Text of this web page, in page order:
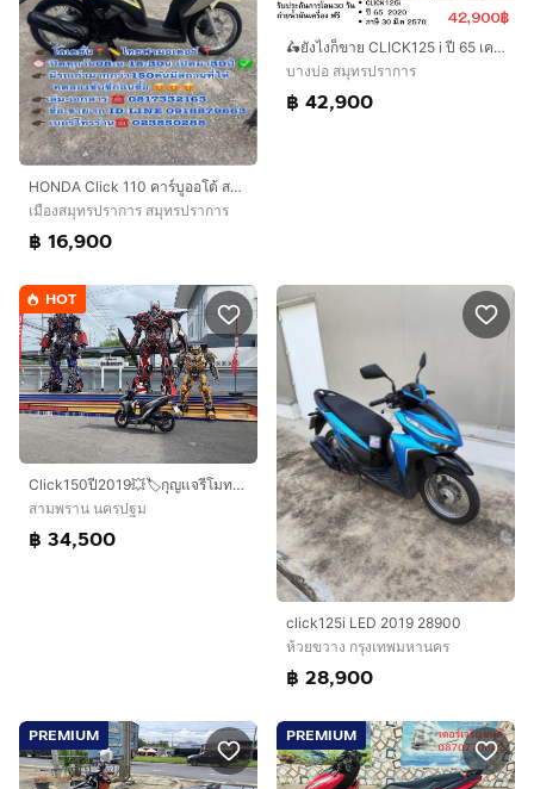
HONDA Click 110 คาร์บูออโต้ สตาร์ทมือ เครื่องดีมาก สีสวยมาก ต้องมาดูของจริง
เมืองสมุทรปราการ สมุทรปราการ
฿ 16,900
🛵ยังไงก็ขาย CLICK125 i ปี 65 เครื่องดี สีสวย วิ้งน้อย2900โล เล่มชุดโอนครบ+เปลี่ยนถ่ายน้ำมันเครื่องฟรี ส่งฟรี30 ก.ม
บางบ่อ สมุทรปราการ
฿ 42,900
HOT
Click150ปี2019💥🏷️กุญแจรีโมท🌟ราคา34500
สามพราน นครปฐม
฿ 34,500
click125i LED 2019 28900
ห้วยขวาง กรุงเทพมหานคร
฿ 28,900
PREMIUM PREMIUM